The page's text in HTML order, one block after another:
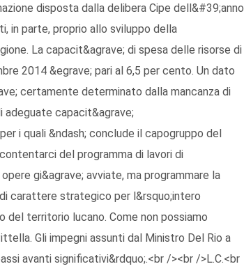
disposta dalla delibera Cipe dell&#39;anno
in parte, proprio allo sviluppo della
La capacit&agrave; di spesa delle risorse di
2014 &egrave; pari al 6,5 per cento. Un dato
certamente determinato dalla mancanza di
adeguate capacit&agrave;
i quali &ndash; conclude il capogruppo del
del programma di lavori di
gi&agrave; avviate, ma programmare la
carattere strategico per l&rsquo;intero
territorio lucano. Come non possiamo
Gli impegni assunti dal Ministro Del Rio a
avanti significativi&rdquo;.<br /><br />L.C.<br